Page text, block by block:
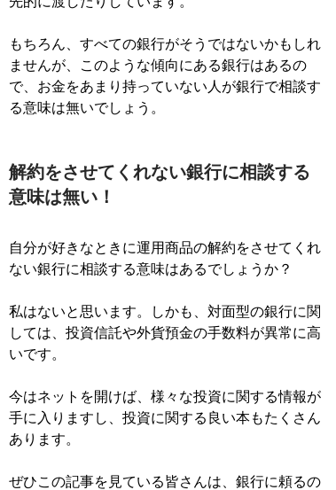
もちろん、すべての銀行がそうではないかもしれ
ませんが、このような傾向にある銀行はあるの
で、お金をあまり持っていない人が銀行で相談す
る意味は無いでしょう。
解約をさせてくれない銀行に相談する
意味は無い！
自分が好きなときに運用商品の解約をさせてくれ
ない銀行に相談する意味はあるでしょうか？
私はないと思います。しかも、対面型の銀行に関
しては、投資信託や外貨預金の手数料が異常に高
いです。
今はネットを開けば、様々な投資に関する情報が
手に入りますし、投資に関する良い本もたくさん
あります。
ぜひこの記事を見ている皆さんは、銀行に頼るの